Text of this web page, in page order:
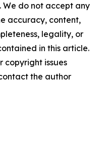
do not accept any
accuracy, content,
legality, or
in this article.
copyright issues
the author